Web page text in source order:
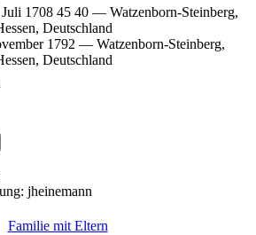
1708 45 40 — Watzenborn-Steinberg,
Deutschland
1792 — Watzenborn-Steinberg,
Deutschland
: jheinemann
Familie mit Eltern